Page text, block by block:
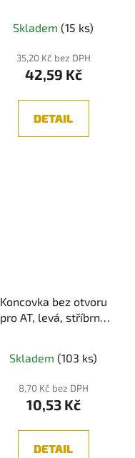
Skladem (15 ks)
35,20 Kč bez DPH
42,59 Kč
DETAIL
Koncovka bez otvoru
pro AT, levá, stříbrná
Skladem (103 ks)
8,70 Kč bez DPH
10,53 Kč
DETAIL